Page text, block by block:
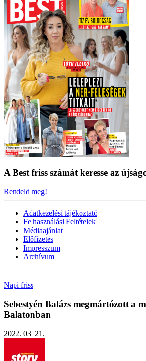
A Best friss számát keresse az
Rendeld meg!
Adatkezelési tájékoztató
Felhasználási Feltételek
Médiaajánlat
Előfizetés
Impresszum
Archívum
Napi friss
Sebestyén Balázs megmártózott a
Balatonban
2022. 03. 21.